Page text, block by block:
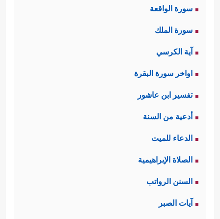
سورة الواقعة
سورة الملك
آية الكرسي
اواخر سورة البقرة
تفسير ابن عاشور
أدعية من السنة
الدعاء للميت
الصلاة الإبراهيمية
السنن الرواتب
آيات الصبر